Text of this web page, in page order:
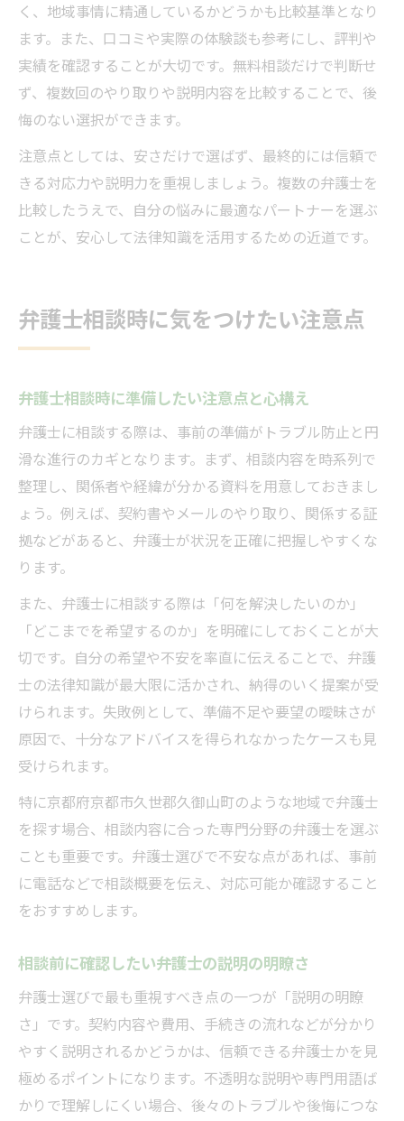
く、地域事情に精通しているかどうかも比較基準となり
ます。また、口コミや実際の体験談も参考にし、評判や
実績を確認することが大切です。無料相談だけで判断せ
ず、複数回のやり取りや説明内容を比較することで、後
悔のない選択ができます。
注意点としては、安さだけで選ばず、最終的には信頼で
きる対応力や説明力を重視しましょう。複数の弁護士を
比較したうえで、自分の悩みに最適なパートナーを選ぶ
ことが、安心して法律知識を活用するための近道です。
弁護士相談時に気をつけたい注意点
弁護士相談時に準備したい注意点と心構え
弁護士に相談する際は、事前の準備がトラブル防止と円
滑な進行のカギとなります。まず、相談内容を時系列で
整理し、関係者や経緯が分かる資料を用意しておきまし
ょう。例えば、契約書やメールのやり取り、関係する証
拠などがあると、弁護士が状況を正確に把握しやすくな
ります。
また、弁護士に相談する際は「何を解決したいのか」
「どこまでを希望するのか」を明確にしておくことが大
切です。自分の希望や不安を率直に伝えることで、弁護
士の法律知識が最大限に活かされ、納得のいく提案が受
けられます。失敗例として、準備不足や要望の曖昧さが
原因で、十分なアドバイスを得られなかったケースも見
受けられます。
特に京都府京都市久世郡久御山町のような地域で弁護士
を探す場合、相談内容に合った専門分野の弁護士を選ぶ
ことも重要です。弁護士選びで不安な点があれば、事前
に電話などで相談概要を伝え、対応可能か確認すること
をおすすめします。
相談前に確認したい弁護士の説明の明瞭さ
弁護士選びで最も重視すべき点の一つが「説明の明瞭
さ」です。契約内容や費用、手続きの流れなどが分かり
やすく説明されるかどうかは、信頼できる弁護士かを見
極めるポイントになります。不透明な説明や専門用語ば
かりで理解しにくい場合、後々のトラブルや後悔につな